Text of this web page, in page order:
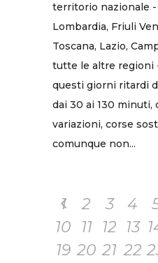
territorio nazionale -
Lombardia, Friuli
Toscana, Lazio,
tutte le altre regioni
questi giorni ritardi
dai 30 ai 130 minuti,
variazioni, corse
comunque non...
1 2 3 4
10
11 12 13
19 20 21 22